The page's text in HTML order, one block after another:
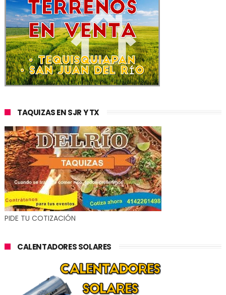
TAQUIZAS EN SJR Y TX
PIDE TU COTIZACIÓN
CALENTADORES SOLARES